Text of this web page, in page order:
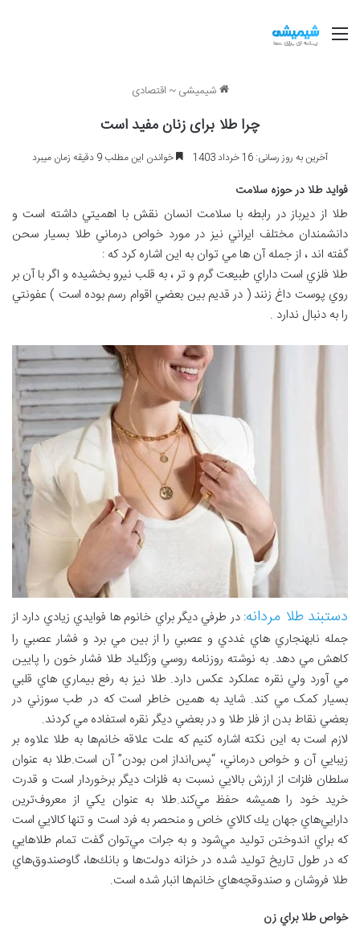
منو
شیمیشی ~ اقتصادی
چرا طلا برای زنان مفید است
آخرین به روز رسانی: 16 خرداد 1403 خواندن این مطلب 9 دقیقه زمان میبرد
فوايد طلا در حوزه سلامت
طلا از ديرباز در رابطه با سلامت انسان نقش با اهميتي داشته است و
دانشمندان مختلف ايراني نيز در مورد خواص درماني طلا بسيار سحن
گفته اند ، از جمله آن ها مي توان به اين اشاره کرد که :
طلا فلزي است داراي طبيعت گرم و تر ، به قلب نيرو بخشيده و اگر با آن بر
روي پوست داغ زنند ( در قديم بين بعضي اقوام رسم بوده است ) عفونتي
را به دنبال ندارد .
دستبند طلا مردانه: در طرفي ديگر براي خانوم ها فوايدي زيادي دارد از
جمله نابهنجاري هاي غددي و عصبي را از بين مي برد و فشار عصبي را
کاهش مي دهد. به نوشته روزنامه روسي وزگلياد طلا فشار خون را پايين
مي آورد ولي نقره عملکرد عکس دارد. طلا نيز به رفع بيماري هاي قلبي
بسيار کمک مي کند. شايد به همين خاطر است که در طب سوزني در
بعضي نقاط بدن از فلز طلا و در بعضي ديگر نقره استفاده مي کردند.
لازم است به اين نكته اشاره كنيم كه علت علاقه خانم‌ها به طلا علاوه بر
زيبايي آن و خواص درماني، “پس‌انداز امن بودن” آن است.طلا به عنوان
سلطان فلزات از ارزش بالايي نسبت به فلزات ديگر برخوردار است و قدرت
خريد خود را هميشه حفظ مي‌كند.طلا به عنوان يكي از معروف‌ترين
دارايي‌هاي جهان يك كالاي خاص و منحصر به فرد است و تنها كالايي است
كه براي اندوختن توليد مي‌شود و به جرات مي‌توان گفت تمام طلا‌هايي
كه در طول تاريخ توليد شده در خزانه دولت‌ها و بانك‌ها، گاوصندوق‌هاي
طلا فروشان و صندوقچه‌هاي خانم‌ها انبار شده است.
خواص طلا براي زن